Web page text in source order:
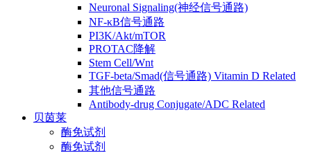
Neuronal Signaling(神经信号通路)
NF-κB信号通路
PI3K/Akt/mTOR
PROTAC降解
Stem Cell/Wnt
TGF-beta/Smad(信号通路) Vitamin D Related
其他信号通路
Antibody-drug Conjugate/ADC Related
贝茵莱
酶免试剂
酶免试剂